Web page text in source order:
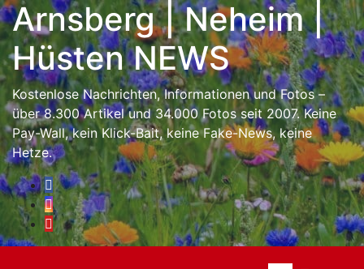
springen
Skip
to
content
Arnsberg | Neheim |
Hüsten NEWS
Kostenlose Nachrichten, Informationen und Fotos –
über 8.300 Artikel und 34.000 Fotos seit 2007. Keine
Pay-Wall, kein Klick-Bait, keine Fake-News, keine
Hetze.